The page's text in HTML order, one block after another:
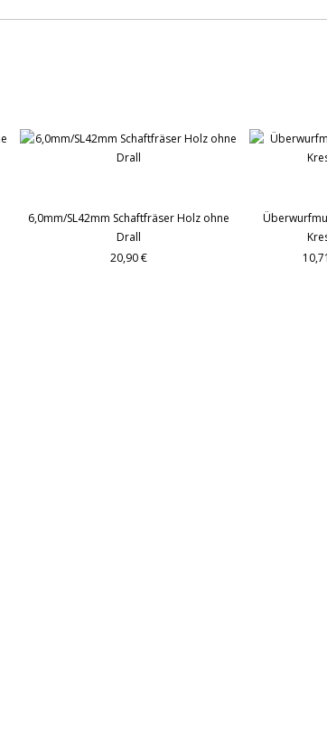
6,0mm/SL42mm Schaftfräser Holz ohne
Drall
20,90 €